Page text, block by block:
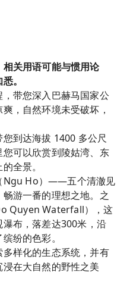
关用语可能与惯用论
。
带您深入巴赫马国家公
，自然环境未受破坏，
到达海拔 1400 多公尺
可以欣赏到陵姑湾、东
全景。
Ngu Ho）——五个清澈见
游一番的理想之地。之
Quyen Waterfall），这
布，落差达300米，沿
纷的色彩。
样化的生态系统，并有
在大自然的野性之美